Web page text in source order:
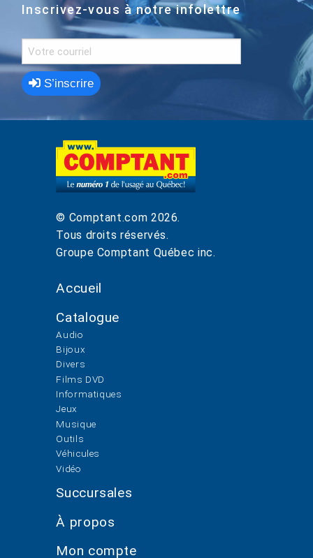
Inscrivez-vous à notre infolettre
S’inscrire
© Comptant.com 2026.
Tous droits réservés.
Groupe Comptant Québec inc.
Accueil
Catalogue
Audio
Bijoux
Divers
Films DVD
Informatiques
Jeux
Musique
Outils
Véhicules
Vidéo
Succursales
À propos
Mon compte